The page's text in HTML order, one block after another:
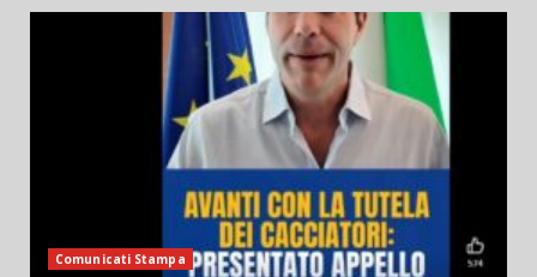
Comunicati Stampa